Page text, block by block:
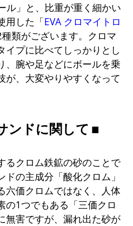
ル」と、比重が重く細かい
用した「EVA クロマイトロ
種類がございます。クロマ
イプに比べてしっかりとし
、腕や足などにボールを乗
が、大変やりやすくなって
ンドに関して
るクロム鉄鉱の砂のことで
の主成分「酸化クロム」
六価クロムではなく、人体
の1つでもある「三価クロ
無害ですが、漏れ出た砂が